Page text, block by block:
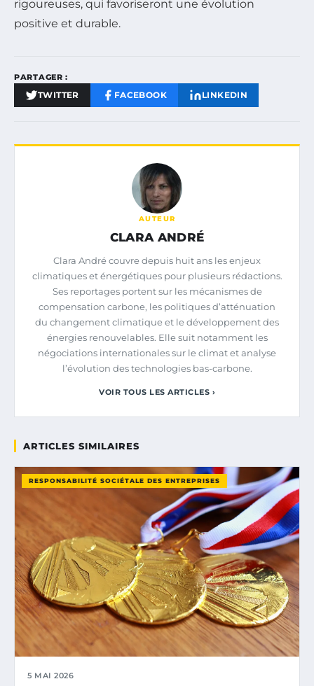
rigoureuses, qui favoriseront une évolution
positive et durable.
PARTAGER :
TWITTER FACEBOOK LINKEDIN
AUTEUR
CLARA ANDRÉ
Clara André couvre depuis huit ans les enjeux
climatiques et énergétiques pour plusieurs rédactions.
Ses reportages portent sur les mécanismes de
compensation carbone, les politiques d’atténuation
du changement climatique et le développement des
énergies renouvelables. Elle suit notamment les
négociations internationales sur le climat et analyse
l’évolution des technologies bas-carbone.
VOIR TOUS LES ARTICLES ›
ARTICLES SIMILAIRES
RESPONSABILITÉ SOCIÉTALE DES ENTREPRISES
5 MAI 2026